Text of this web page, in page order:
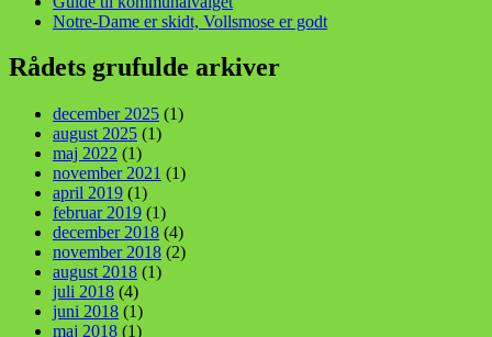
Notre-Dame er skidt, Vollsmose er godt
Rådets grufulde arkiver
december 2025 (1)
august 2025 (1)
maj 2022 (1)
november 2021 (1)
april 2019 (1)
februar 2019 (1)
december 2018 (4)
november 2018 (2)
august 2018 (1)
juli 2018 (4)
juni 2018 (1)
maj 2018 (1)